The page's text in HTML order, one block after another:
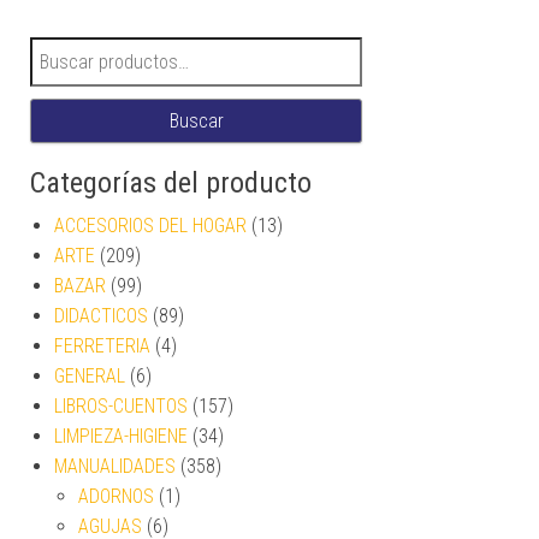
Buscar por:
Buscar
Categorías del producto
ACCESORIOS DEL HOGAR (13)
ARTE (209)
BAZAR (99)
DIDACTICOS (89)
FERRETERIA (4)
GENERAL (6)
LIBROS-CUENTOS (157)
LIMPIEZA-HIGIENE (34)
MANUALIDADES (358)
ADORNOS (1)
AGUJAS (6)